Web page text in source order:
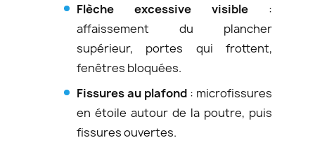
Flèche excessive visible :
affaissement du plancher
supérieur, portes qui frottent,
fenêtres bloquées.
Fissures au plafond : microfissures
en étoile autour de la poutre, puis
fissures ouvertes.